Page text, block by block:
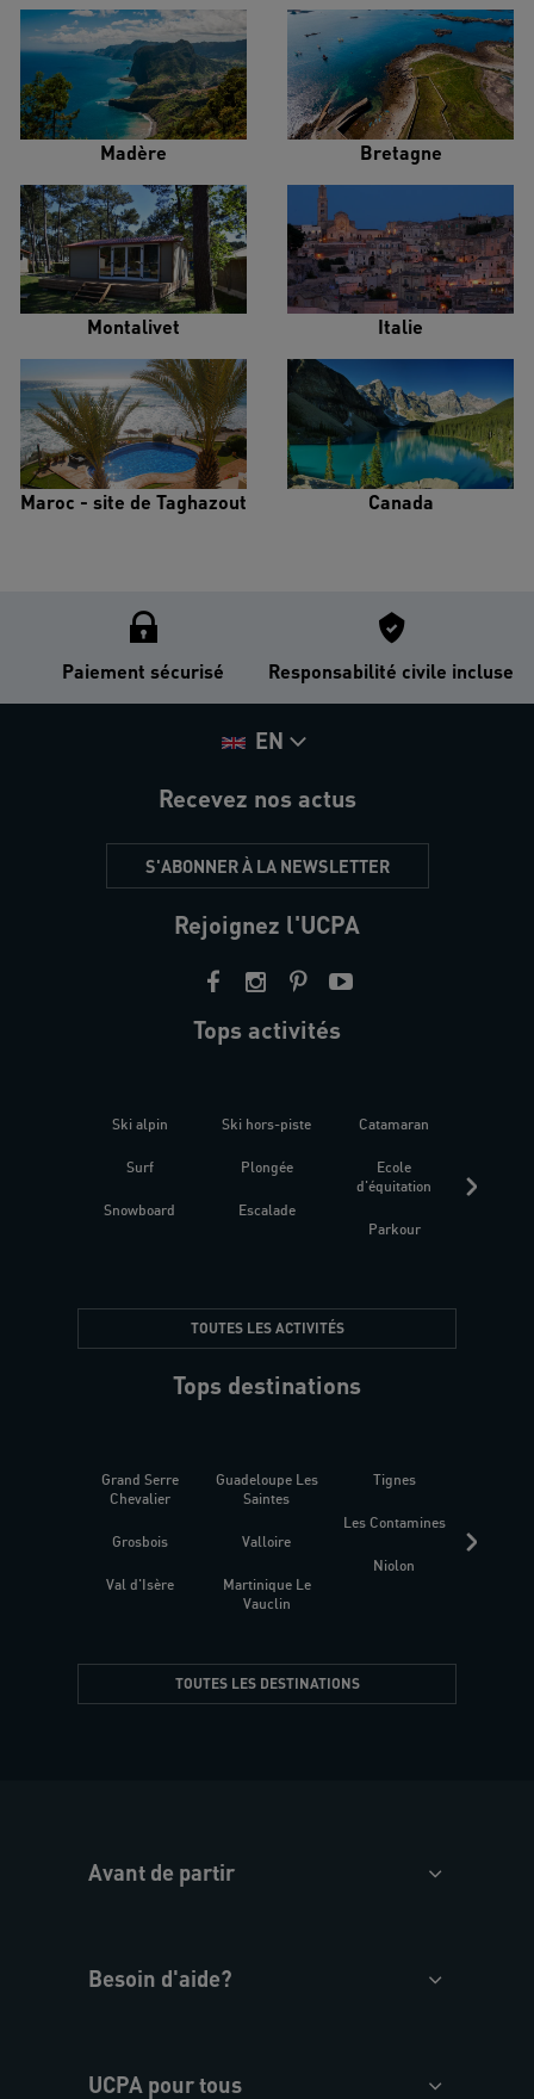
Madère Bretagne
Montalivet Italie
Maroc - site de Taghazout Canada
Paiement sécurisé Responsabilité civile incluse
EN
Recevez nos actus
S'ABONNER À LA NEWSLETTER
Rejoignez l'UCPA
Tops activités
Ski alpin
Surf
Snowboard
Ski hors-piste
Plongée
Escalade
Catamaran
Ecole
d'équitation
Parkour
TOUTES LES ACTIVITÉS
Tops destinations
Grand Serre
Chevalier
Grosbois
Val d'Isère
Guadeloupe Les
Saintes
Valloire
Martinique Le
Vauclin
Tignes
Les Contamines
Niolon
TOUTES LES DESTINATIONS
Avant de partir
Besoin d'aide?
UCPA pour tous